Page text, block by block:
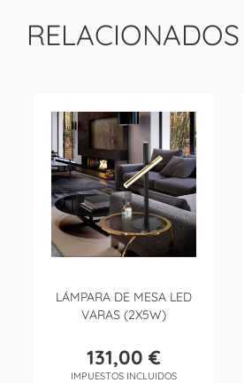
RELACIONADOS
LÁMPARA DE MESA LED
VARAS (2X5W)
Precio
131,00 €
IMPUESTOS INCLUIDOS